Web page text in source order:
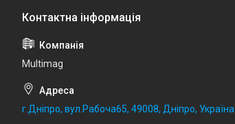
Multimag
г.Дніпро, вул.Рабоча65, 49008, Дніпро, Україна